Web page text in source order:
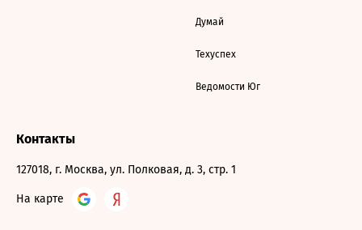
Думай
Техуспех
Ведомости Юг
Контакты
127018, г. Москва, ул. Полковая, д. 3, стр. 1
На карте